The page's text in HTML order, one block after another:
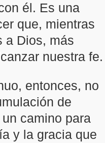
él. Es una
que, mientras
a Dios, más
nuestra fe.
entonces, no
de
camino para
y la gracia que